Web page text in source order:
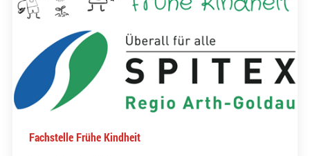
Fachstelle Frühe Kindheit